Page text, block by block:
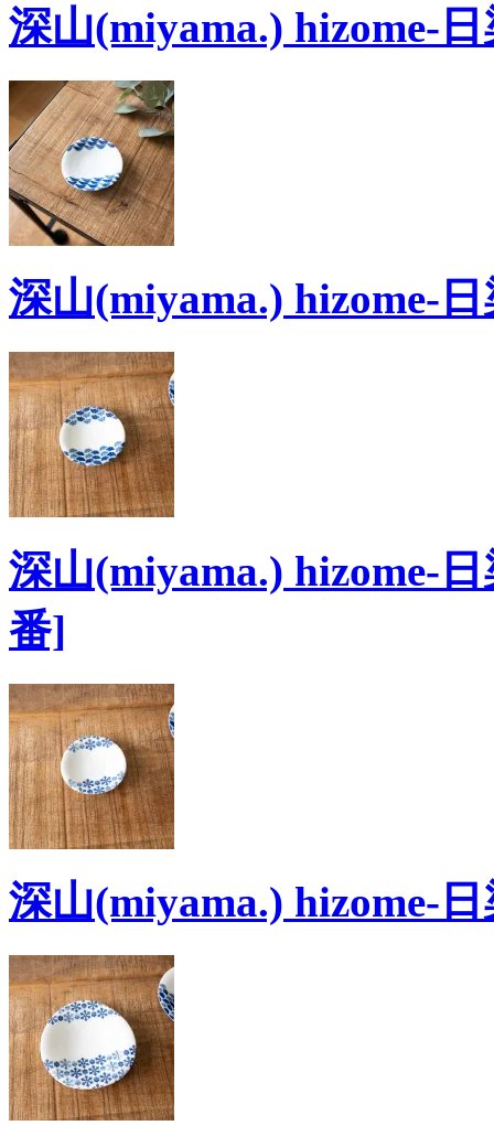
深山(miyama.) hizome-
深山(miyama.) hizome-
深山(miyama.) hizome-
番]
深山(miyama.) hizome-